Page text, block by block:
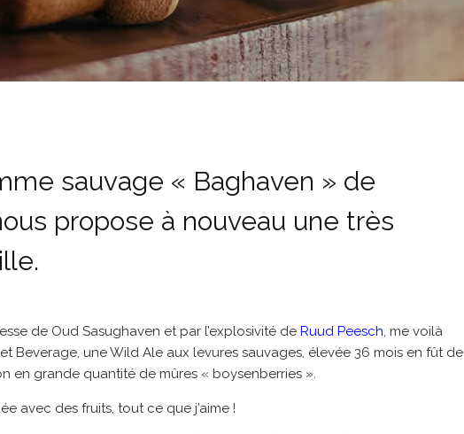
sauvage « Baghaven » de
propose à nouveau une très
de Oud Sasughaven et par l’explosivité de Ruud Peesch, me voilà
Beverage, une Wild Ale aux levures sauvages, élevée 36 mois en fût de
en grande quantité de mûres « boysenberries ».
avec des fruits, tout ce que j’aime !